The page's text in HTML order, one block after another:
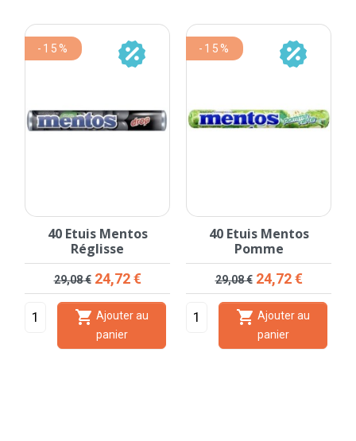
40 Etuis Mentos
Réglisse
Prix de base
29,08 € Prix
24,72 €
 Ajouter au
panier
-15%
40 Etuis Mentos
Pomme
Prix de base
29,08 € Prix
24,72 €
 Ajouter au
panier
-15%